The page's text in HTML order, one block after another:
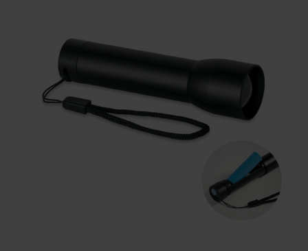
Huis & Lifestyle
Outdoor & Vrije Tijd
Auto & Veiligheid